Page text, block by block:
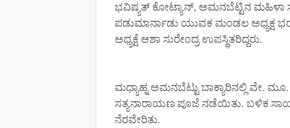
ಭವಿಷ್ಯತ್ ಕೋಟ್ಯಾನ್, ಅಮನಬೆಟ್ಟಿನ ಮಹಿಳಾ
ಪಡುಮಾರ್ನಾಡು ಯುವಕ ಮಂಡಲ ಅಧ್ಯಕ್ಷ
ಅಧ್ಯಕ್ಷೆ ಆಶಾ ಸುರೇಂದ್ರ ಉಪಸ್ಥಿತರಿದ್ದರು.
ಮಧ್ಯಾಹ್ನ ಅಮನಬೆಟ್ಟು ಬಾಕ್ಯಾರಿನಲ್ಲಿ ವೇ.
ಸತ್ಯನಾರಾಯಣ ಪೂಜೆ ನಡೆಯಿತು. ಬಳಿಕ
ನೆರವೇರಿತು.